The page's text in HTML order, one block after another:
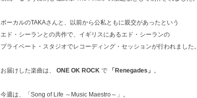
ボーカルのTAKAさんと、以前から公私ともに親交があったという
エド・シーランとの共作で、イギリスにあるエド・シーランの
プライベート・スタジオでレコーディング・セッションが行われました。
お届けした楽曲は、 ONE OK ROCK で 「Renegades」 。
今週は、「Song of Life ～Music Maestro～」。